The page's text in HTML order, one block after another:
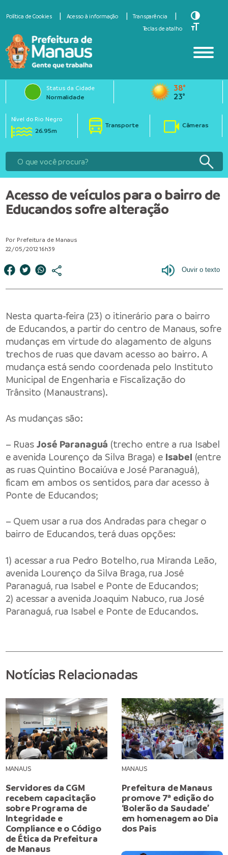
Política de Cookies Acesso à informação
Transparência
Teclas de atalho
Toggle
Toggle
Status da Cidade
Normalidade
38°
23°
Nível do Rio Negro
26.95m
Transporte Câmeras
Acesso de veículos para o bairro de
Educandos sofre alteração
Por Prefeitura de Manaus
22/05/2012 16h39
Nesta quarta-feira (23) o itinerário para o bairro
de Educandos, a partir do centro de Manaus, sofre
mudanças em virtude do alagamento de alguns
trechos de ruas que davam acesso ao bairro. A
mudança está sendo coordenada pelo Instituto
Municipal de Engenharia e Fiscalização do
Trânsito (Manaustrans).
As mudanças são:
– Ruas José Paranaguá (trecho entre a rua Isabel
e avenida Lourenço da Silva Braga) e Isabel (entre
as ruas Quintino Bocaiúva e José Paranaguá),
ficam em ambos os sentidos, para dar acesso à
Ponte de Educandos;
– Quem usar a rua dos Andradas para chegar o
bairro de Educandos, terá duas opções:
1) acessar a rua Pedro Botelho, rua Miranda Leão,
avenida Lourenço da Silva Braga, rua José
Paranaguá, rua Isabel e Ponte de Educandos;
2) acessar a avenida Joaquim Nabuco, rua José
Paranaguá, rua Isabel e Ponte de Educandos.
Notícias Relacionadas
MANAUS
Servidores da CGM
recebem capacitação
sobre Programa de
Integridade e
Compliance e o Código
de Ética da Prefeitura
de Manaus
MANAUS
Prefeitura de Manaus
promove 7ª edição do
‘Bolerão da Saudade’
em homenagem ao Dia
dos Pais